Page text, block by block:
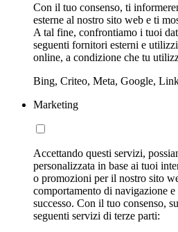
Con il tuo consenso, ti
esterne al nostro sito web e ti
A tal fine, confrontiamo i tuoi
seguenti fornitori esterni e
online, a condizione che tu
Bing, Criteo, Meta, Google,
Marketing
Accettando questi servizi,
personalizzata in base ai tuoi
o promozioni per il nostro sito
comportamento di navigazione
successo. Con il tuo consenso,
seguenti servizi di terze parti: